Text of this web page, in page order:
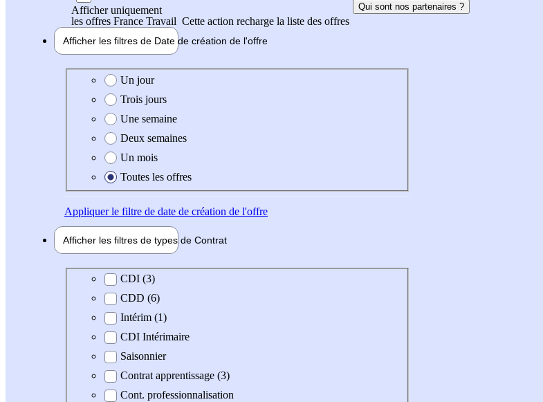
Afficher uniquement
les offres France Travail Cette action recharge la liste des offres
Qui sont nos partenaires ?
Afficher les filtres de Date de création de l'offre
Date de création de l'offre
Un jour
Trois jours
Une semaine
Deux semaines
Un mois
Toutes les offres
Appliquerle filtre de date de création de l'offre
Afficher les filtres de types de Contrat
Type de contrat
CDI (3)
CDD (6)
Intérim (1)
CDI Intérimaire
Saisonnier
Contrat apprentissage (3)
Cont. professionnalisation